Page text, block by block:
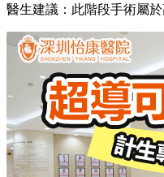
醫生建議：此階段手術屬